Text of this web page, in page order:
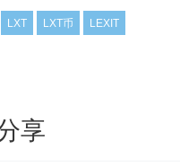
LXT LXT币 LEXIT
享